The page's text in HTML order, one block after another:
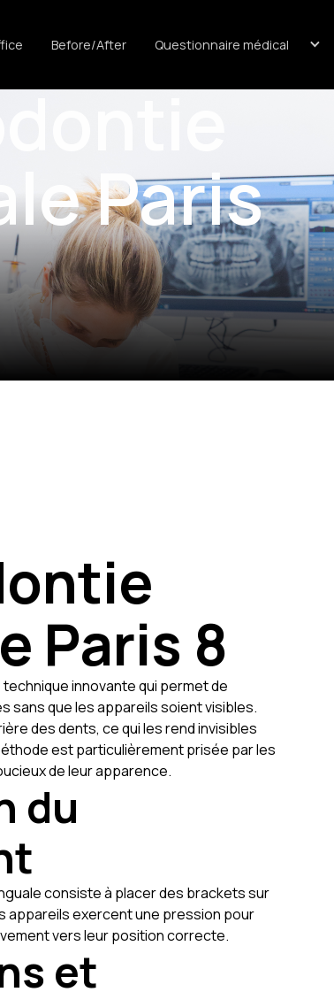
Before/After Questionnaire médical
Paris
Paris 8
innovante qui permet de
sans que les appareils soient visibles.
des dents, ce qui les rend invisibles
est particulièrement prisée par les
de leur apparence.
du
consiste à placer des brackets sur
appareils exercent une pression pour
vers leur position correcte.
et